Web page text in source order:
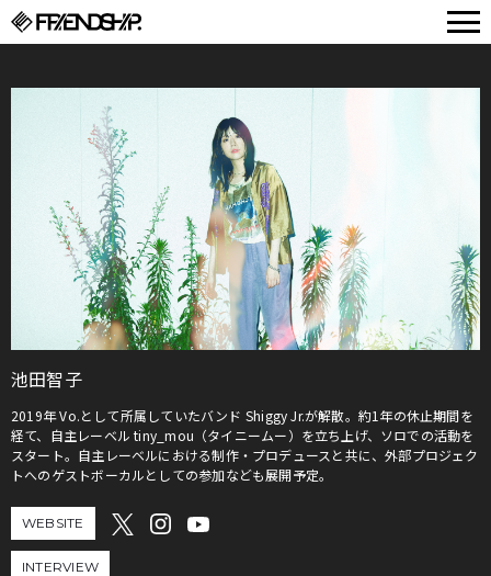
池田智子
2019年 Vo.として所属していたバンド Shiggy Jr.が解散。約1年の休止期間を
経て、自主レーベル tiny_mou（タイニームー）を立ち上げ、ソロでの活動を
スタート。自主レーベルにおける制作・プロデュースと共に、外部プロジェク
トへのゲストボーカルとしての参加なども展開予定。
WEBSITE
INTERVIEW